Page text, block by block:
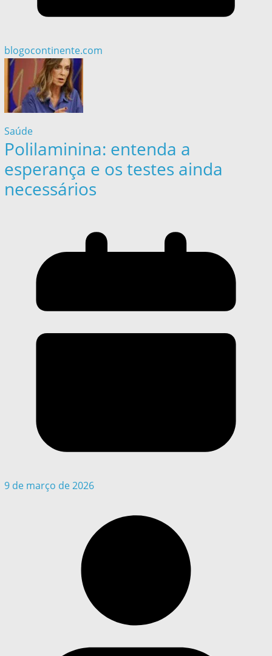
blogocontinente.com
Saúde
Polilaminina: entenda a
esperança e os testes ainda
necessários
9 de março de 2026